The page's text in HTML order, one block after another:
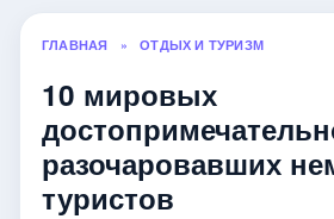
ГЛАВНАЯ » ОТДЫХ И ТУРИЗМ
10 мировых
разочаровавших
туристов